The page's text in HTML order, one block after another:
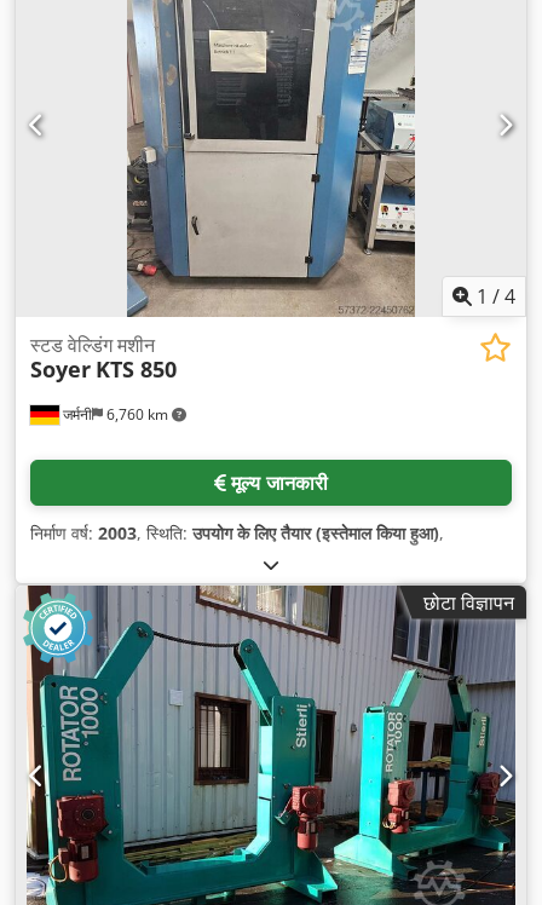
1 /4
जर्मनी 6,760 km
स्टड वेल्डिंग मशीन
Soyer KTS 850
मूल्य जानकारी
निर्माण वर्ष: 2003, स्थिति:उपयोग के लिए तैयार (इस्तेमाल किया हुआ),
छोटा विज्ञापन